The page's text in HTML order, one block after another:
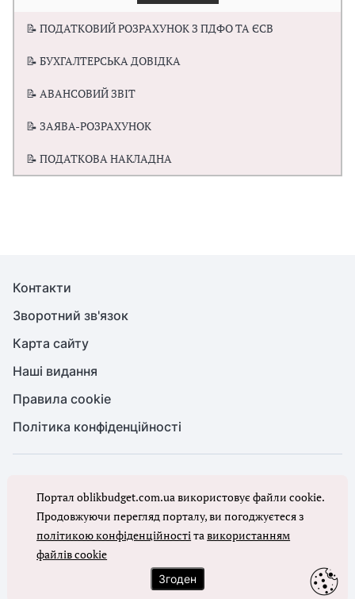
📝 ПОДАТКОВИЙ РОЗРАХУНОК З ПДФО ТА ЄСВ
📝 БУХГАЛТЕРСЬКА ДОВІДКА
📝 АВАНСОВИЙ ЗВІТ
📝 ЗАЯВА-РОЗРАХУНОК
📝 ПОДАТКОВА НАКЛАДНА
Контакти
Зворотний зв'язок
Карта сайту
Наші видання
Правила cookie
Політика конфіденційності
Повне або часткове копіювання будь-яких матеріалів порталу,
цитування, публікація їх анотованих оглядів допускаються лише з
письмового дозволу редакції порталу
Ми в соцмережах
Портал oblikbudget.com.ua використовує файли cookie.
Продовжуючи перегляд порталу, ви погоджуєтеся з
політикою конфіденційностітавикористанням
файлів cookie
Згоден